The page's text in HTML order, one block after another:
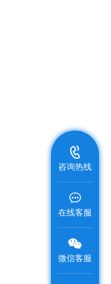
咨询热线
在线客服
微信客服